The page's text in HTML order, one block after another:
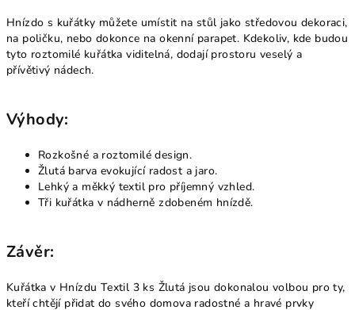
Hnízdo s kuřátky můžete umístit na stůl jako středovou dekoraci,
na poličku, nebo dokonce na okenní parapet. Kdekoliv, kde budou
tyto roztomilé kuřátka viditelná, dodají prostoru veselý a
přívětivý nádech.
Výhody:
Rozkošné a roztomilé design.
Žlutá barva evokující radost a jaro.
Lehký a měkký textil pro příjemný vzhled.
Tři kuřátka v nádherně zdobeném hnízdě.
Závěr:
Kuřátka v Hnízdu Textil 3 ks Žlutá jsou dokonalou volbou pro ty,
kteří chtějí přidat do svého domova radostné a hravé prvky